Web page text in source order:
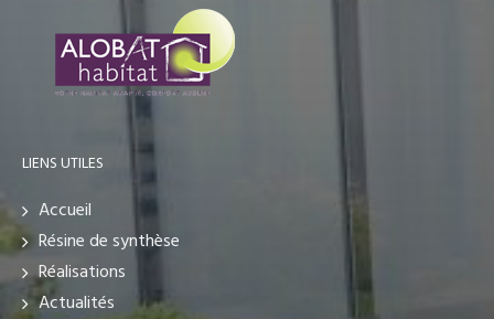
LIENS UTILES
Accueil
Résine de synthèse
Réalisations
Actualités